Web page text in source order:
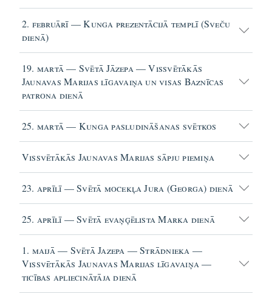
2. februārī — Kunga prezentācijā templī (Sveču
dienā)
19. martā — Svētā Jāzepa — Vissvētākās
Jaunavas Marijas līgavaiņa un visas Baznīcas
patrona dienā
25. martā — Kunga pasludināšanas svētkos
Vissvētākās Jaunavas Marijas sāpju piemiņa
23. aprīlī — Svētā mocekļa Jura (Georga) dienā
25. aprīlī — Svētā evaņģēlista Marka dienā
1. maijā — Svētā Jazepa — Strādnieka —
Vissvētākās Jaunavas Marijas līgavaiņa —
ticības apliecinātāja dienā